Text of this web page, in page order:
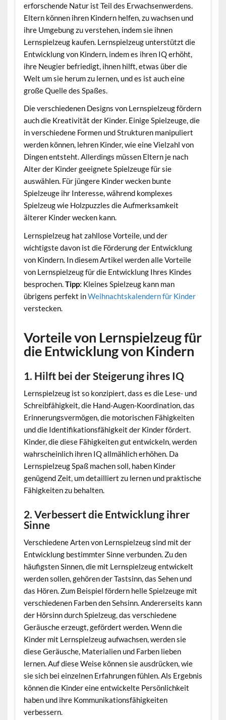
erforschende Natur ist Teil des Erwachsenwerdens.
Eltern können ihren Kindern helfen, zu wachsen und
ihre Umgebung zu verstehen, indem sie ihnen
Lernspielzeug kaufen. Lernspielzeug unterstützt die
Entwicklung von Kindern, indem es ihren IQ erhöht,
ihre Neugier befriedigt, ihnen hilft, etwas über die
Welt um sie herum zu lernen, und es ist auch eine
große Quelle des Spaßes.
Die verschiedenen Designs von Lernspielzeug fördern
auch die Kreativität der Kinder. Einige Spielzeuge, die
in verschiedene Formen und Strukturen manipuliert
werden können, lehren Kinder, wie eine Vielzahl von
Dingen entsteht. Allerdings müssen Eltern je nach
Alter der Kinder geeignete Spielzeuge für sie
auswählen. Für jüngere Kinder wecken bunte
Spielzeuge ihr Interesse, während komplexes
Spielzeug wie Holzpuzzles die Aufmerksamkeit
älterer Kinder wecken kann.
Lernspielzeug hat zahllose Vorteile, und der
wichtigste davon ist die Förderung der Entwicklung
von Kindern. In diesem Artikel werden alle Vorteile
von Lernspielzeug für die Entwicklung Ihres Kindes
besprochen. Tipp: Kleines Spielzeug kann man
übrigens perfekt inWeihnachtskalendern für Kinder
verstecken.
Vorteile von Lernspielzeug für
die Entwicklung von Kindern
1. Hilft bei der Steigerung ihres IQ
Lernspielzeug ist so konzipiert, dass es die Lese- und
Schreibfähigkeit, die Hand-Augen-Koordination, das
Erinnerungsvermögen, die motorischen Fähigkeiten
und die Identifikationsfähigkeit der Kinder fördert.
Kinder, die diese Fähigkeiten gut entwickeln, werden
wahrscheinlich ihren IQ allmählich erhöhen. Da
Lernspielzeug Spaß machen soll, haben Kinder
genügend Zeit, um detailliert zu lernen und praktische
Fähigkeiten zu behalten.
2. Verbessert die Entwicklung ihrer
Sinne
Verschiedene Arten von Lernspielzeug sind mit der
Entwicklung bestimmter Sinne verbunden. Zu den
häufigsten Sinnen, die mit Lernspielzeug entwickelt
werden sollen, gehören der Tastsinn, das Sehen und
das Hören. Zum Beispiel fördern helle Spielzeuge mit
verschiedenen Farben den Sehsinn. Andererseits kann
der Hörsinn durch Spielzeug, das verschiedene
Geräusche erzeugt, gefördert werden. Wenn die
Kinder mit Lernspielzeug aufwachsen, werden sie
diese Geräusche, Materialien und Farben lieben
lernen. Auf diese Weise können sie ausdrücken, wie
sie sich bei einzelnen Erfahrungen fühlen. Als Ergebnis
können die Kinder eine entwickelte Persönlichkeit
haben und ihre Kommunikationsfähigkeiten
verbessern.